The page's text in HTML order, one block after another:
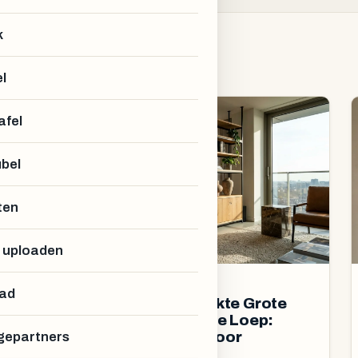
1.478 Op Maat Gemaakte Grote
Boekenkasten onder de Loep:
Configuratieanalyse voor
Nederland - Mei 2026